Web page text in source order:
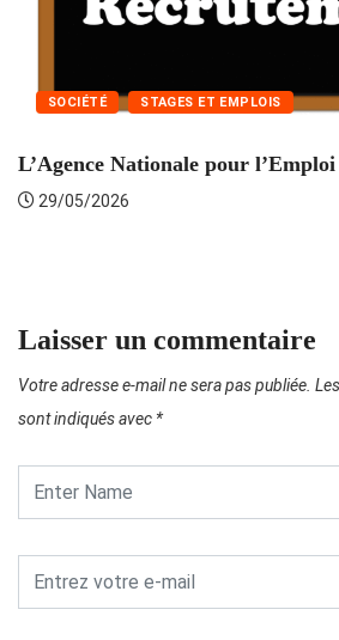
SOCIÉTÉ STAGES ET EMPLOIS
L’Agence Nationale pour
29/05/2026
Laisser un commentaire
Votre adresse e-mail ne sera pas publiée.
sont indiqués avec *